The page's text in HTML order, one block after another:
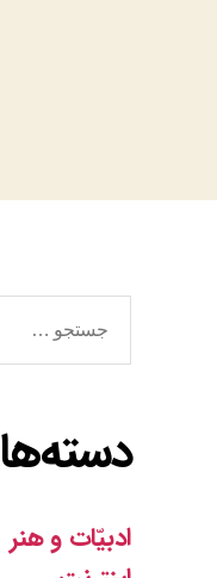
دسته‌ها
ادبیّات و هنر